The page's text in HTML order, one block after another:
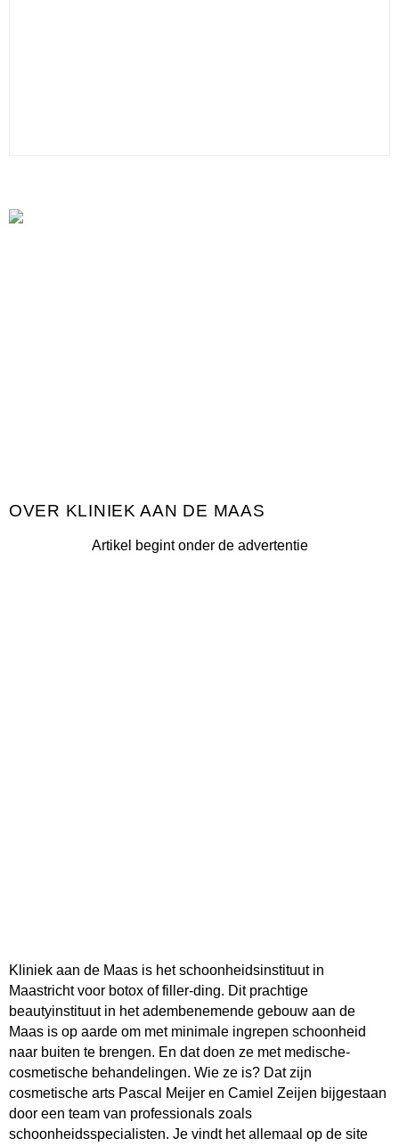
KLINIEK AAN DE MAAS
Artikel begint onder de advertentie
Kliniek aan de Maas is het schoonheidsinstituut in
Maastricht voor botox of filler-ding. Dit prachtige
beautyinstituut in het adembenemende gebouw aan de
Maas is op aarde om met minimale ingrepen schoonheid
naar buiten te brengen. En dat doen ze met medische-
cosmetische behandelingen. Wie ze is? Dat zijn
cosmetische arts Pascal Meijer en Camiel Zeijen bijgestaan
door een team van professionals zoals
schoonheidsspecialisten. Je vindt het allemaal op de site